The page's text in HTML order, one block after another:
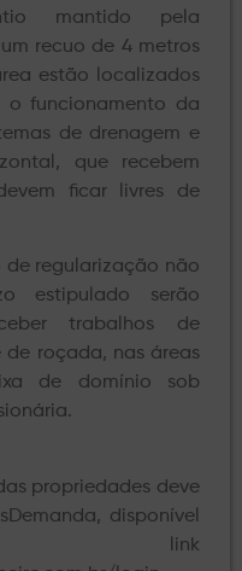
mantido pela
recuo de 4 metros
estão localizados
o funcionamento da
de drenagem e
que recebem
ficar livres de
de regularização não
estipulado serão
trabalhos de
de roçada, nas áreas
de domínio sob
propriedades deve
disponível